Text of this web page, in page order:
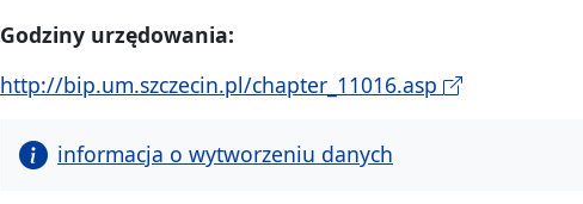
Godziny urzędowania:
http://bip.um.szczecin.pl/chapter_11016.asp
informacja o wytworzeniu danych